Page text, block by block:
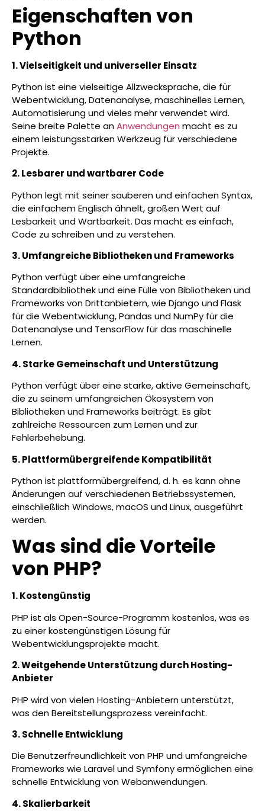
Eigenschaften von
Python
1. Vielseitigkeit und universeller Einsatz
Python ist eine vielseitige Allzwecksprache, die für
Webentwicklung, Datenanalyse, maschinelles Lernen,
Automatisierung und vieles mehr verwendet wird.
Seine breite Palette anAnwendungen macht es zu
einem leistungsstarken Werkzeug für verschiedene
Projekte.
2. Lesbarer und wartbarer Code
Python legt mit seiner sauberen und einfachen Syntax,
die einfachem Englisch ähnelt, großen Wert auf
Lesbarkeit und Wartbarkeit. Das macht es einfach,
Code zu schreiben und zu verstehen.
3. Umfangreiche Bibliotheken und Frameworks
Python verfügt über eine umfangreiche
Standardbibliothek und eine Fülle von Bibliotheken und
Frameworks von Drittanbietern, wie Django und Flask
für die Webentwicklung, Pandas und NumPy für die
Datenanalyse und TensorFlow für das maschinelle
Lernen.
4. Starke Gemeinschaft und Unterstützung
Python verfügt über eine starke, aktive Gemeinschaft,
die zu seinem umfangreichen Ökosystem von
Bibliotheken und Frameworks beiträgt. Es gibt
zahlreiche Ressourcen zum Lernen und zur
Fehlerbehebung.
5. Plattformübergreifende Kompatibilität
Python ist plattformübergreifend, d. h. es kann ohne
Änderungen auf verschiedenen Betriebssystemen,
einschließlich Windows, macOS und Linux, ausgeführt
werden.
Was sind die Vorteile
von PHP?
1. Kostengünstig
PHP ist als Open-Source-Programm kostenlos, was es
zu einer kostengünstigen Lösung für
Webentwicklungsprojekte macht.
2. Weitgehende Unterstützung durch Hosting-
Anbieter
PHP wird von vielen Hosting-Anbietern unterstützt,
was den Bereitstellungsprozess vereinfacht.
3. Schnelle Entwicklung
Die Benutzerfreundlichkeit von PHP und umfangreiche
Frameworks wie Laravel und Symfony ermöglichen eine
schnelle Entwicklung von Webanwendungen.
4. Skalierbarkeit